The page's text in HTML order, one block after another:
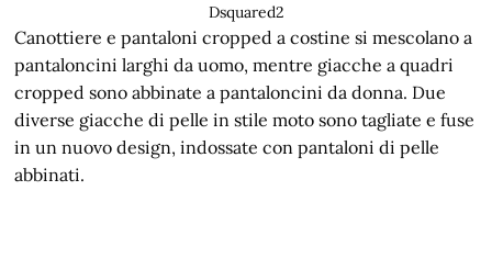
Dsquared2
Canottiere e pantaloni cropped a costine si mescolano a
pantaloncini larghi da uomo, mentre giacche a quadri
cropped sono abbinate a pantaloncini da donna. Due
diverse giacche di pelle in stile moto sono tagliate e fuse
in un nuovo design, indossate con pantaloni di pelle
abbinati.